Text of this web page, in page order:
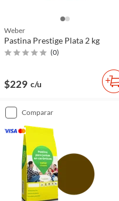
Weber
Pastina Prestige Plata 2 kg
(0)
$229 c/u
comparar